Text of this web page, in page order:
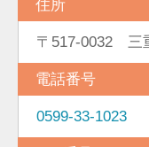
住所
〒517-0032 三
電話番号
0599-33-1023